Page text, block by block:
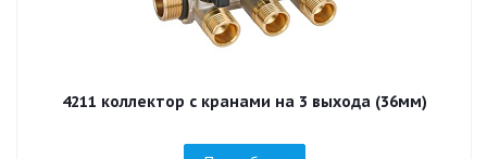
4211 коллектор с кранами на 3 выхода (36мм)